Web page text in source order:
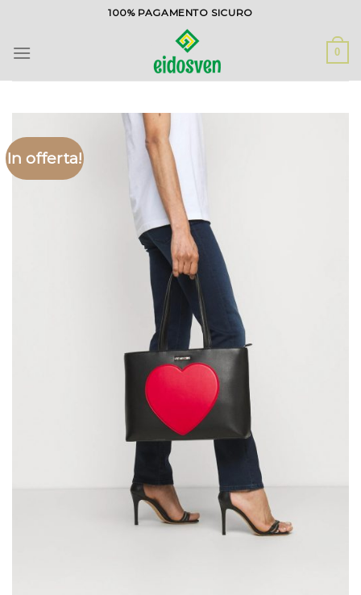
contenuti
100% PAGAMENTO SICURO
0
In offerta!